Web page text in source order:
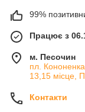
99%
Працює з
м. Песочин
пл.
13,15 місце,
Контакти